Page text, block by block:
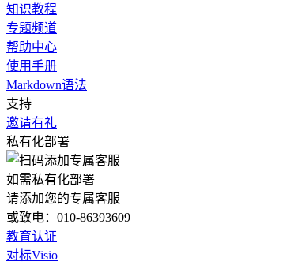
知识教程
专题频道
帮助中心
使用手册
Markdown语法
支持
邀请有礼
私有化部署
如需私有化部署
请添加您的专属客服
或致电：010-86393609
教育认证
对标Visio